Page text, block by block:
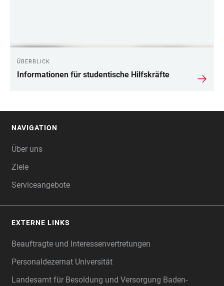
ÜBERBLICK
Informationen für studentische Hilfskräfte
NAVIGATION
Über uns
Ziele
Serviceangebote
EXTERNE LINKS
Beauftragte und Interessenvertretungen
Personaldezernat Universität
Landesamt für Besoldung und Versorgung Baden-